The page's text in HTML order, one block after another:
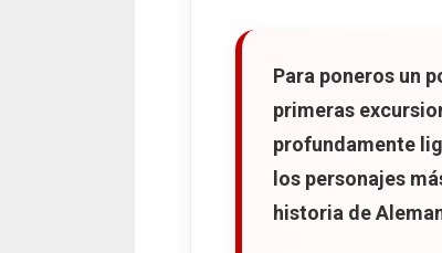
La
El
La Casa
Para poneros un
primeras
profundamente
los personajes
historia de